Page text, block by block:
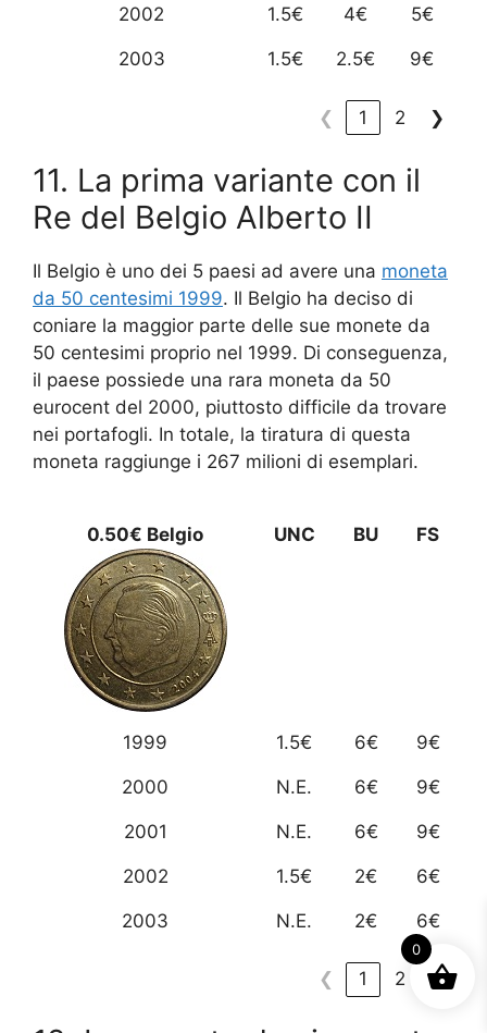
2002 1.5€ 4€ 5€
2003 1.5€ 2.5€ 9€
❮ 1 2 ❯
11. La prima variante con il
Re del Belgio Alberto II
Il Belgio è uno dei 5 paesi ad avere una moneta
da 50 centesimi 1999. Il Belgio ha deciso di
coniare la maggior parte delle sue monete da
50 centesimi proprio nel 1999. Di conseguenza,
il paese possiede una rara moneta da 50
eurocent del 2000, piuttosto difficile da trovare
nei portafogli. In totale, la tiratura di questa
moneta raggiunge i 267 milioni di esemplari.
0.50€ Belgio UNC BU FS
1999 1.5€ 6€ 9€
2000 N.E. 6€ 9€
2001 N.E. 6€ 9€
2002 1.5€ 2€ 6€
2003 N.E. 2€ 6€
❮ 1 2 ❯
0